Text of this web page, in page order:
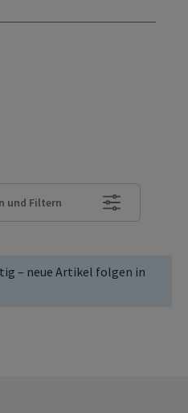
und Filtern
– neue Artikel folgen in